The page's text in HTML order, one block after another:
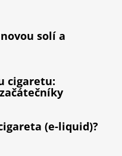
solí a
cigaretu:
(e-liquid)?